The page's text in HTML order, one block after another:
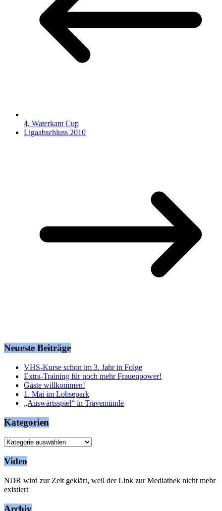
4. Waterkant Cup
Ligaabschluss 2010
Neueste Beiträge
VHS-Kurse schon im 3. Jahr in Folge
Extra-Training für noch mehr Frauenpower!
Gäste willkommen!
1. Mai im Lohsepark
„Auswärtsspiel“ in Travemünde
Kategorien
Kategorien
Video
NDR wird zur Zeit geklärt, weil der Link zur Mediathek nicht mehr
existiert
Archiv